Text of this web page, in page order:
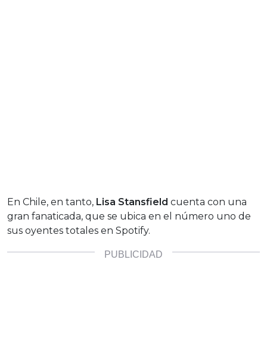
En Chile, en tanto, Lisa Stansfield cuenta con una
gran fanaticada, que se ubica en el número uno de
sus oyentes totales en Spotify.